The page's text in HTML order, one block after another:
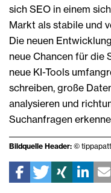
sich SEO in einem
Markt als stabile und
Die neuen
neue Chancen für die
neue KI-Tools
schreiben, große
analysieren und
Suchanfragen
Bildquelle Header: ©